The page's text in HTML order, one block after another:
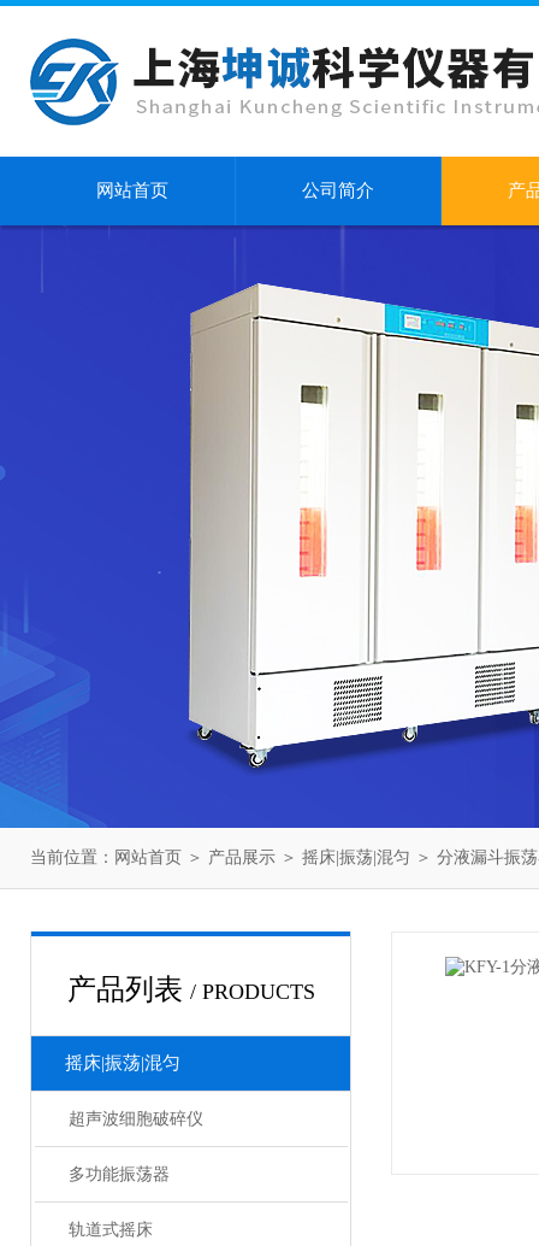
网站首页 公司简介 产
当前位置： 网站首页 ＞ 产品展示 ＞ 摇床|振荡|混匀 ＞ 分液漏斗振
产品列表 / PRODUCTS
摇床|振荡|混匀
超声波细胞破碎仪
多功能振荡器
轨道式摇床